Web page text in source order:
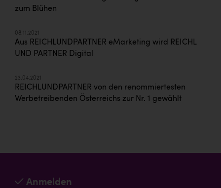
zum Blühen
08.11.2021
Aus REICHLUNDPARTNER eMarketing wird REICHL
UND PARTNER Digital
23.04.2021
REICHLUNDPARTNER von den renommiertesten
Werbetreibenden Österreichs zur Nr. 1 gewählt
Anmelden